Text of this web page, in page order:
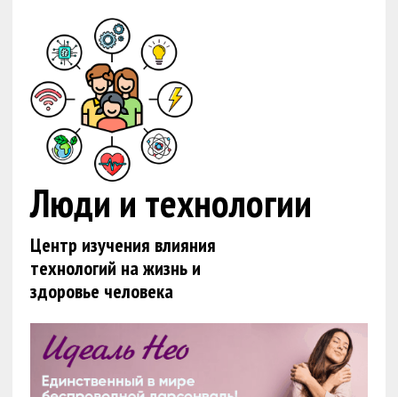
Люди и технологии
Центр изучения влияния
технологий на жизнь и
здоровье человека